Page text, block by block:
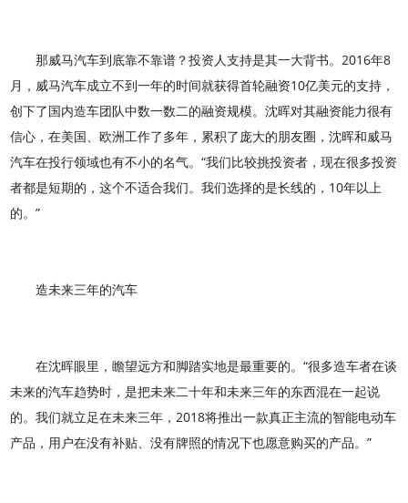
那威马汽车到底靠不靠谱？投资人支持是其一大背书。2016年8
月，威马汽车成立不到一年的时间就获得首轮融资10亿美元的支持，
创下了国内造车团队中数一数二的融资规模。沈晖对其融资能力很有
信心，在美国、欧洲工作了多年，累积了庞大的朋友圈，沈晖和威马
汽车在投行领域也有不小的名气。“我们比较挑投资者，现在很多投资
者都是短期的，这个不适合我们。我们选择的是长线的，10年以上
的。”
造未来三年的汽车
在沈晖眼里，瞻望远方和脚踏实地是最重要的。“很多造车者在谈
未来的汽车趋势时，是把未来二十年和未来三年的东西混在一起说
的。我们就立足在未来三年，2018将推出一款真正主流的智能电动车
产品，用户在没有补贴、没有牌照的情况下也愿意购买的产品。”